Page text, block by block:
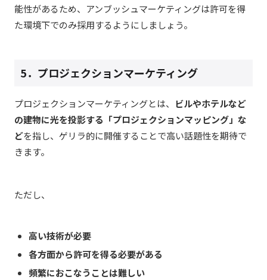
能性があるため、アンブッシュマーケティングは許可を得
た環境下でのみ採用するようにしましょう。
5．プロジェクションマーケティング
プロジェクションマーケティングとは、 ビルやホテルなど
の建物に光を投影する「プロジェクションマッピング」な
どを指し、ゲリラ的に開催することで高い話題性を期待で
きます。
ただし、
高い技術が必要
各方面から許可を得る必要がある
頻繁におこなうことは難しい